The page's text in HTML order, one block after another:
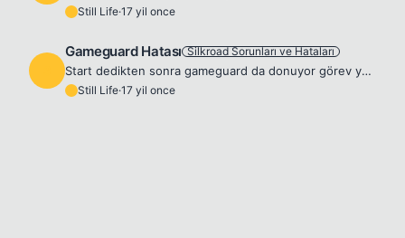
Still Life·17 yil once
Gameguard Hatası Silkroad Sorunları ve Hataları
Start dedikten sonra gameguard da donuyor görev yöneticisini actıgımda sağ tarfda yanıt vermiyor diyor ne yapmam gerek acaba yardım ederseniz sevinirim teşekkürler 👍
Still Life·17 yil once